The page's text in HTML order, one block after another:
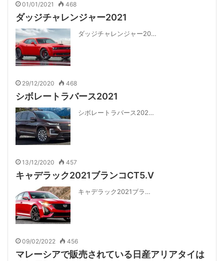
01/01/2021 468
ダッジチャレンジャー2021
ダッジチャレンジャー20…
29/12/2020 468
シボレートラバース2021
シボレートラバース202…
13/12/2020 457
キャデラック2021ブランコCT5.V
キャデラック2021ブラ…
09/02/2022 456
マレーシアで販売されている日産アリアタイは